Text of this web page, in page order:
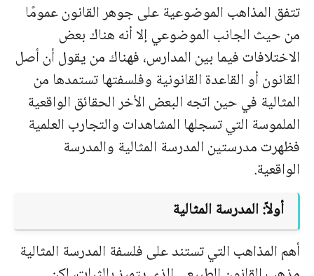
تتفق المذاهب الموضوعية على جوهر القانون عمومًا
من حيث الجانب الموضوعي إلا أنه هناك بعض
الاختلافات فيما بين المدارس، فهناك من يقول أن أصل
القانون أو القاعدة القانونية وفلسفتها تستمدها من
المثالية في حين اتجه البعض الأخر الحقائق الواقعية
الملموسة التي تسجلها المشاهدات والتجارب العلمية
فظهرت مدرستين المدرسة المثالية والمدرسة
الواقعية.
أولاً: المدرسة المثالية
أهم المذاهب التي تستند على فلسفة المدرسة المثالية